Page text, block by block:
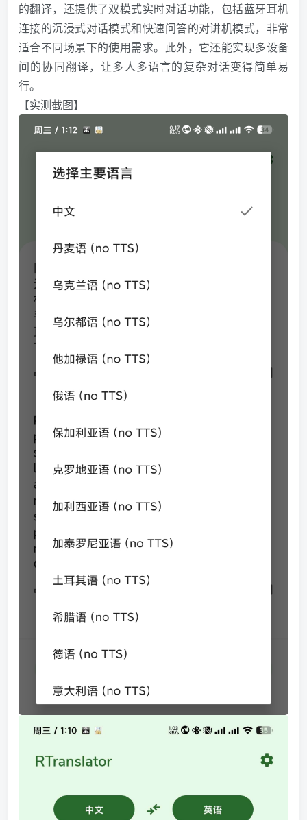
的翻译，还提供了双模式实时对话功能，包括蓝牙耳机
连接的沉浸式对话模式和快速问答的对讲机模式，非常
适合不同场景下的使用需求。此外，它还能实现多设备
间的协同翻译，让多人多语言的复杂对话变得简单易
行。
【实测截图】